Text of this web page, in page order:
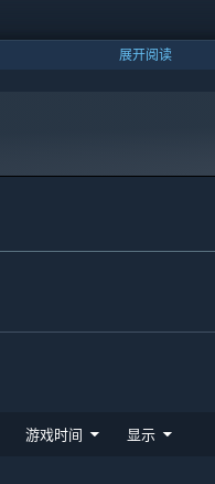
展开阅读
游戏时间 显示